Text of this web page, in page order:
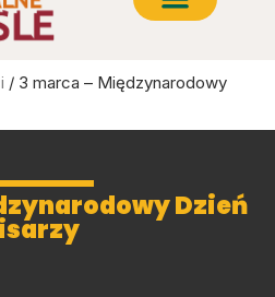
/ 3 marca – Międzynarodowy
Dzień